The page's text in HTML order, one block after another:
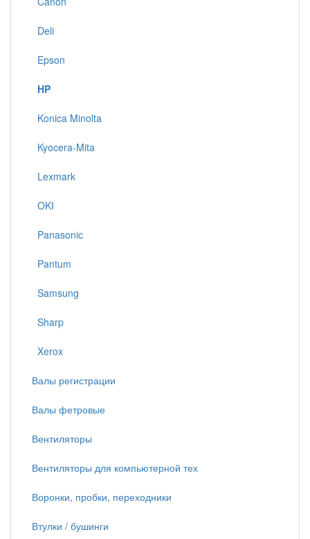
Deli
Epson
HP
Konica Minolta
Kyocera-Mita
Lexmark
OKI
Panasonic
Pantum
Samsung
Sharp
Xerox
Валы регистрации
Валы фетровые
Вентиляторы
Вентиляторы для компьютерной тех
Воронки, пробки, переходники
Втулки / бушинги